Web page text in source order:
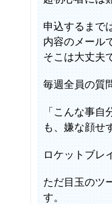
申込するまで
内容のメール
そこは大丈夫
毎週全員の質
「こんな事
も、嫌な顔せ
ロケットブレ
ただ目玉のツ
す。